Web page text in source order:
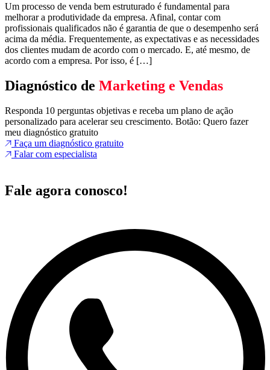
Um processo de venda bem estruturado é fundamental para
melhorar a produtividade da empresa. Afinal, contar com
profissionais qualificados não é garantia de que o desempenho será
acima da média. Frequentemente, as expectativas e as necessidades
dos clientes mudam de acordo com o mercado. E, até mesmo, de
acordo com a empresa. Por isso, é […]
Diagnóstico de Marketing e Vendas
Responda 10 perguntas objetivas e receba um plano de ação
personalizado para acelerar seu crescimento. Botão: Quero fazer
meu diagnóstico gratuito
Faça um diagnóstico gratuito
Falar com especialista
Fale agora conosco!